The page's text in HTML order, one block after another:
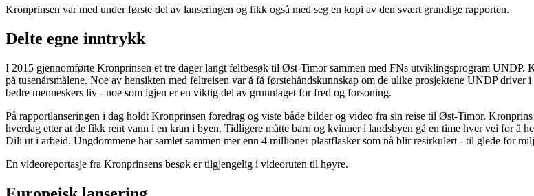
Kronprinsen var med under første del av lanseringen og fikk også med seg en kopi av den svært grundige rapporten.
Delte egne inntrykk
I 2015 gjennomførte Kronprinsen et tre dager langt feltbesøk til Øst-Timor sammen med FNs utviklingsprogram
på tusenårsmålene. Noe av hensikten med feltreisen var å få førstehåndskunnskap om de ulike prosjektene UNDP
bedre menneskers liv - noe som igjen er en viktig del av grunnlaget for fred og forsoning.
På rapportlanseringen i dag holdt Kronprinsen foredrag og viste både bilder og video fra sin reise til Øst-Timor.
hverdag etter at de fikk rent vann i en kran i byen. Tidligere måtte barn og kvinner i landsbyen gå en time hver vei for å
Dili ut i arbeid. Ungdommene har samlet sammen mer enn 4 millioner plastflasker som nå blir resirkulert - til glede for
En videoreportasje fra Kronprinsens besøk er tilgjengelig i videoruten til høyre.